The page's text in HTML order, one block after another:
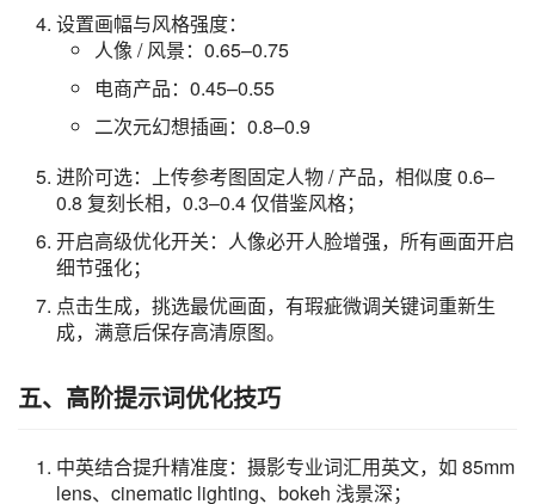
设置画幅与风格强度：
人像 / 风景：0.65–0.75
电商产品：0.45–0.55
二次元幻想插画：0.8–0.9
进阶可选：上传参考图固定人物 / 产品，相似度 0.6–
0.8 复刻长相，0.3–0.4 仅借鉴风格；
开启高级优化开关：人像必开人脸增强，所有画面开启
细节强化；
点击生成，挑选最优画面，有瑕疵微调关键词重新生
成，满意后保存高清原图。
五、高阶提示词优化技巧
中英结合提升精准度：摄影专业词汇用英文，如 85mm
lens、cinematic lighting、bokeh 浅景深；